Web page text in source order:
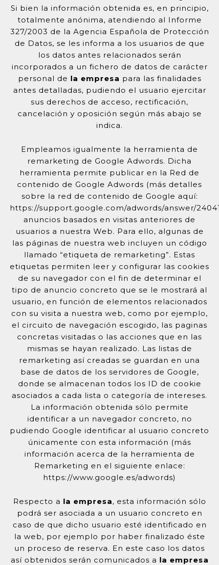
Si bien la información obtenida es, en principio,
totalmente anónima, atendiendo al Informe
327/2003 de la Agencia Española de Protección
de Datos, se les informa a los usuarios de que
los datos antes relacionados serán
incorporados a un fichero de datos de carácter
personal de la empresa para las finalidades
antes detalladas, pudiendo el usuario ejercitar
sus derechos de acceso, rectificación,
cancelación y oposición según más abajo se
indica.
Empleamos igualmente la herramienta de
remarketing de Google Adwords. Dicha
herramienta permite publicar en la Red de
contenido de Google Adwords (más detalles
sobre la red de contenido de Google aquí:
https://support.google.com/adwords/answer/
anuncios basados en visitas anteriores de
usuarios a nuestra Web. Para ello, algunas de
las páginas de nuestra web incluyen un código
llamado “etiqueta de remarketing”. Estas
etiquetas permiten leer y configurar las cookies
de su navegador con el fin de determinar el
tipo de anuncio concreto que se le mostrará al
usuario, en función de elementos relacionados
con su visita a nuestra web, como por ejemplo,
el circuito de navegación escogido, las paginas
concretas visitadas o las acciones que en las
mismas se hayan realizado. Las listas de
remarketing así creadas se guardan en una
base de datos de los servidores de Google,
donde se almacenan todos los ID de cookie
asociados a cada lista o categoría de intereses.
La información obtenida sólo permite
identificar a un navegador concreto, no
pudiendo Google identificar al usuario concreto
únicamente con esta información (más
información acerca de la herramienta de
Remarketing en el siguiente enlace:
https://www.google.es/adwords)
Respecto a la empresa, esta información sólo
podrá ser asociada a un usuario concreto en
caso de que dicho usuario esté identificado en
la web, por ejemplo por haber finalizado éste
un proceso de reserva. En este caso los datos
así obtenidos serán comunicados a la empresa